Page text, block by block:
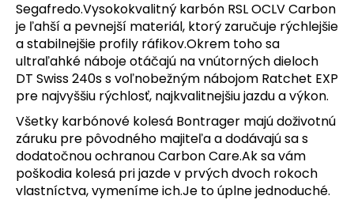
Segafredo.Vysokokvalitný karbón RSL OCLV Carbon
je ľahší a pevnejší materiál, ktorý zaručuje rýchlejšie
a stabilnejšie profily ráfikov.Okrem toho sa
ultraľahké náboje otáčajú na vnútorných dieloch
DT Swiss 240s s voľnobežným nábojom Ratchet EXP
pre najvyššiu rýchlosť, najkvalitnejšiu jazdu a výkon.
Všetky karbónové kolesá Bontrager majú doživotnú
záruku pre pôvodného majiteľa a dodávajú sa s
dodatočnou ochranou Carbon Care.Ak sa vám
poškodia kolesá pri jazde v prvých dvoch rokoch
vlastníctva, vymeníme ich.Je to úplne jednoduché.
O
d
p
o
r
ú
č